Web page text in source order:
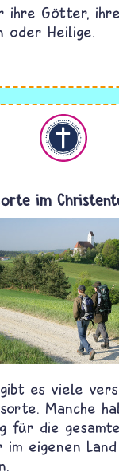
ihre Götter, ihre
oder Heilige.
im
es viele
Manche
für die
im eigenen